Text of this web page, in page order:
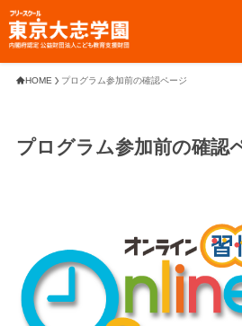
HOME プログラム参加前の確認ページ
プログラム参加前の確認